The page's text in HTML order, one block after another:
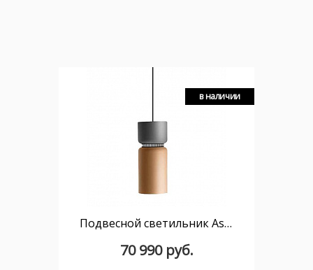
в наличии
Подвесной светильник Aspen S17B E27 серо-оранжевый 17x43
70 990 руб.